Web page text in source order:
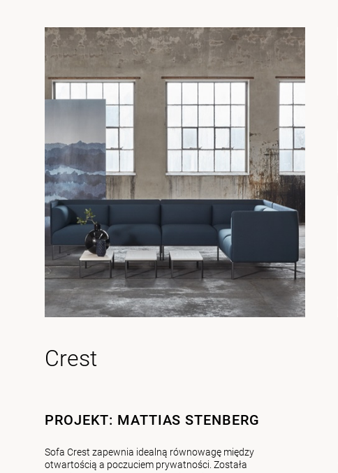
Crest
PROJEKT: MATTIAS STENBERG
Sofa Crest zapewnia idealną równowagę między
otwartością a poczuciem prywatności. Została